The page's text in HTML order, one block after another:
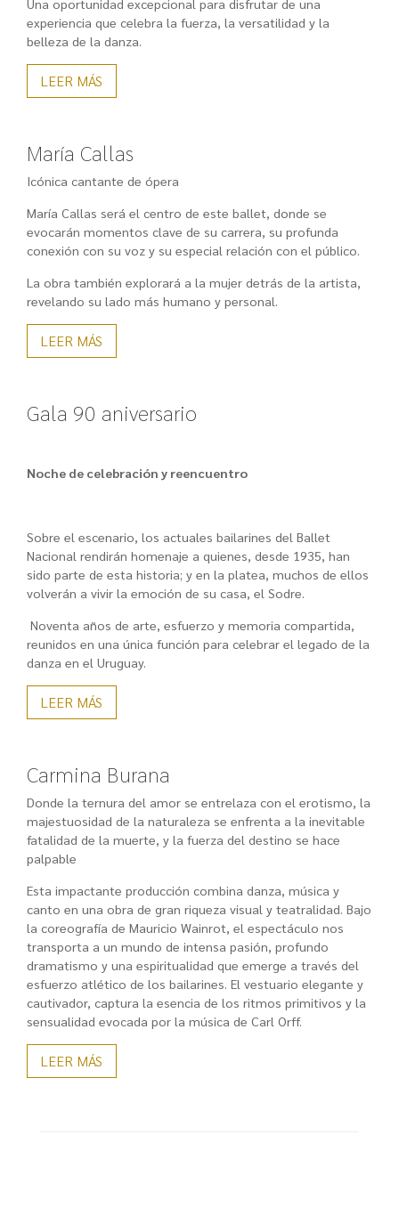
Una oportunidad excepcional para disfrutar de una
experiencia que celebra la fuerza, la versatilidad y la
belleza de la danza.
LEER MÁS
María Callas
Icónica cantante de ópera
María Callas será el centro de este ballet, donde se
evocarán momentos clave de su carrera, su profunda
conexión con su voz y su especial relación con el público.
La obra también explorará a la mujer detrás de la artista,
revelando su lado más humano y personal.
LEER MÁS
Gala 90 aniversario
Noche de celebración y reencuentro
Sobre el escenario, los actuales bailarines del Ballet
Nacional rendirán homenaje a quienes, desde 1935, han
sido parte de esta historia; y en la platea, muchos de ellos
volverán a vivir la emoción de su casa, el Sodre.
Noventa años de arte, esfuerzo y memoria compartida,
reunidos en una única función para celebrar el legado de la
danza en el Uruguay.
LEER MÁS
Carmina Burana
Donde la ternura del amor se entrelaza con el erotismo, la
majestuosidad de la naturaleza se enfrenta a la inevitable
fatalidad de la muerte, y la fuerza del destino se hace
palpable
Esta impactante producción combina danza, música y
canto en una obra de gran riqueza visual y teatralidad. Bajo
la coreografía de Mauricio Wainrot, el espectáculo nos
transporta a un mundo de intensa pasión, profundo
dramatismo y una espiritualidad que emerge a través del
esfuerzo atlético de los bailarines. El vestuario elegante y
cautivador, captura la esencia de los ritmos primitivos y la
sensualidad evocada por la música de Carl Orff.
LEER MÁS